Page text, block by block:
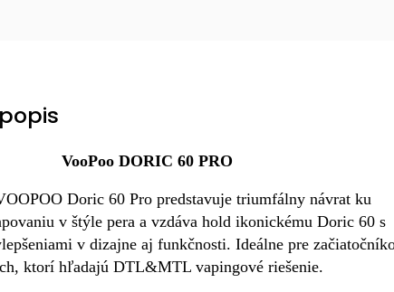
VooPoo DORIC 60 PRO